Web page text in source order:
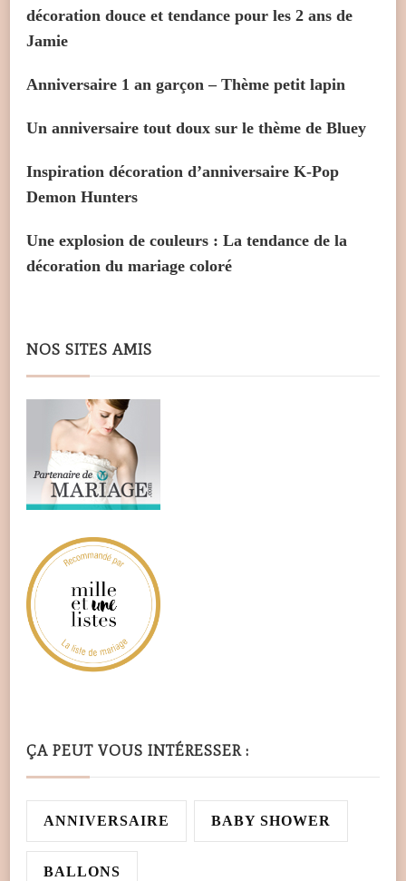
décoration douce et tendance pour les 2 ans de
Jamie
Anniversaire 1 an garçon – Thème petit lapin
Un anniversaire tout doux sur le thème de Bluey
Inspiration décoration d’anniversaire K-Pop
Demon Hunters
Une explosion de couleurs : La tendance de la
décoration du mariage coloré
NOS SITES AMIS
ÇA PEUT VOUS INTÉRESSER :
ANNIVERSAIRE BABY SHOWER
BALLONS